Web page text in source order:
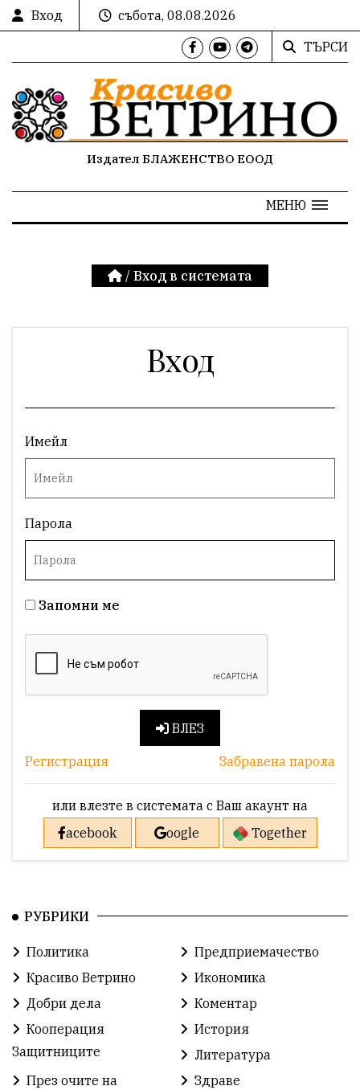
Вход
събота, 08.08.2026
ТЪРСИ
Издател БЛАЖЕНСТВО ЕООД
МЕНЮ
/ Вход в системата
Вход
Имейл
Парола
Запомни ме
ВЛЕЗ
Регистрация Забравена парола
или влезте в системата с Ваш акаунт на
acebook
oogle Together
РУБРИКИ
Политика
Предприемачество
Красиво Ветрино
Икономика
Добри дела
Коментар
Кооперация
Защитниците
История
Литература
През очите на
Здраве